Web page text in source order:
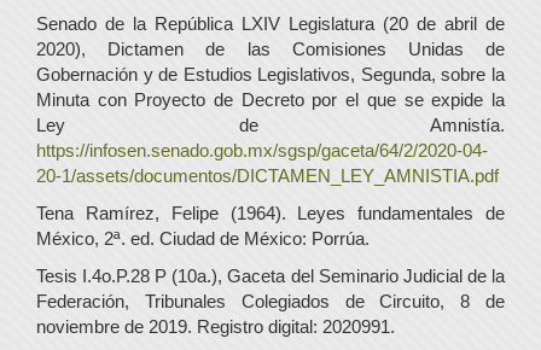
Senado de la República LXIV Legislatura (20 de abril de
2020), Dictamen de las Comisiones Unidas de
Gobernación y de Estudios Legislativos, Segunda, sobre la
Minuta con Proyecto de Decreto por el que se expide la
Ley de Amnistía.
https://infosen.senado.gob.mx/sgsp/gaceta/64/2/2020-04-
20-1/assets/documentos/DICTAMEN_LEY_AMNISTIA.pdf
Tena Ramírez, Felipe (1964). Leyes fundamentales de
México, 2ª. ed. Ciudad de México: Porrúa.
Tesis I.4o.P.28 P (10a.), Gaceta del Seminario Judicial de la
Federación, Tribunales Colegiados de Circuito, 8 de
noviembre de 2019. Registro digital: 2020991.